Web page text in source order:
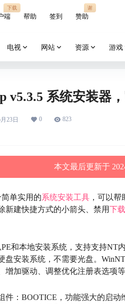
端
下载
帮助 签到 赞助
谢
电视 网站 资源 游戏
v5.3.5 系统安装器
23日 0 823
本文最后更新于
简单实用的系统安装工具 ，可以
新建快捷方式的小箭头、禁用下载
PE和本地安装系统，支持支持NT
盘安装系统，不需要光盘。
增加驱动、调整优化注册表选项等
件：BOOTICE，功能强大的启动